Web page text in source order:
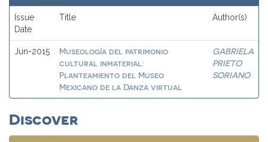
Issue
Date
Title Author(s)
Jun-2015
Museología del patrimonio
cultural inmaterial:
Planteamiento del Museo
Mexicano de la Danza virtual
GABRIELA
PRIETO
SORIANO
Discover